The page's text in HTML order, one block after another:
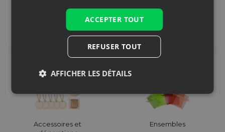
Calendriers de l'Avent
Sacs de courses avec
lanières
Accessoires et
Ensembles
ACCEPTER TOUT
REFUSER TOUT
AFFICHER LES DÉTAILS